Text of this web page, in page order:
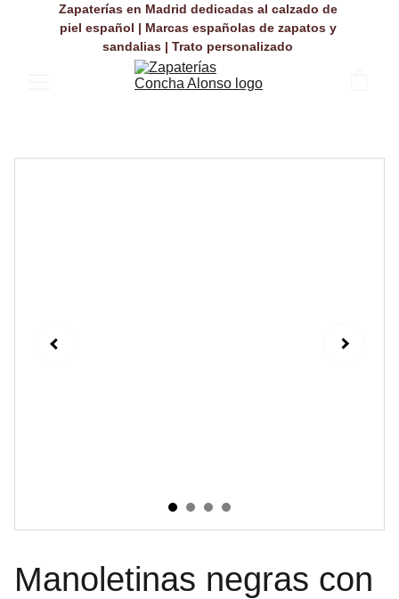
Zapaterías en Madrid dedicadas al calzado de
piel español | Marcas españolas de zapatos y
sandalias | Trato personalizado
Manoletinas negras con